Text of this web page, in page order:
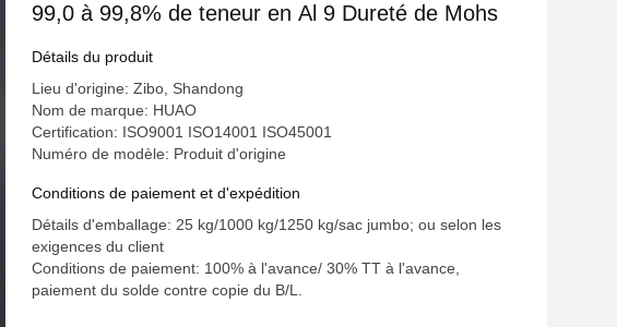
99,0 à 99,8% de teneur en Al 9 Dureté de Mohs
Détails du produit
Lieu d'origine: Zibo, Shandong
Nom de marque: HUAO
Certification: ISO9001 ISO14001 ISO45001
Numéro de modèle: Produit d'origine
Conditions de paiement et d'expédition
Détails d'emballage: 25 kg/1000 kg/1250 kg/sac jumbo; ou selon les
exigences du client
Conditions de paiement: 100% à l'avance/ 30% TT à l'avance,
paiement du solde contre copie du B/L.